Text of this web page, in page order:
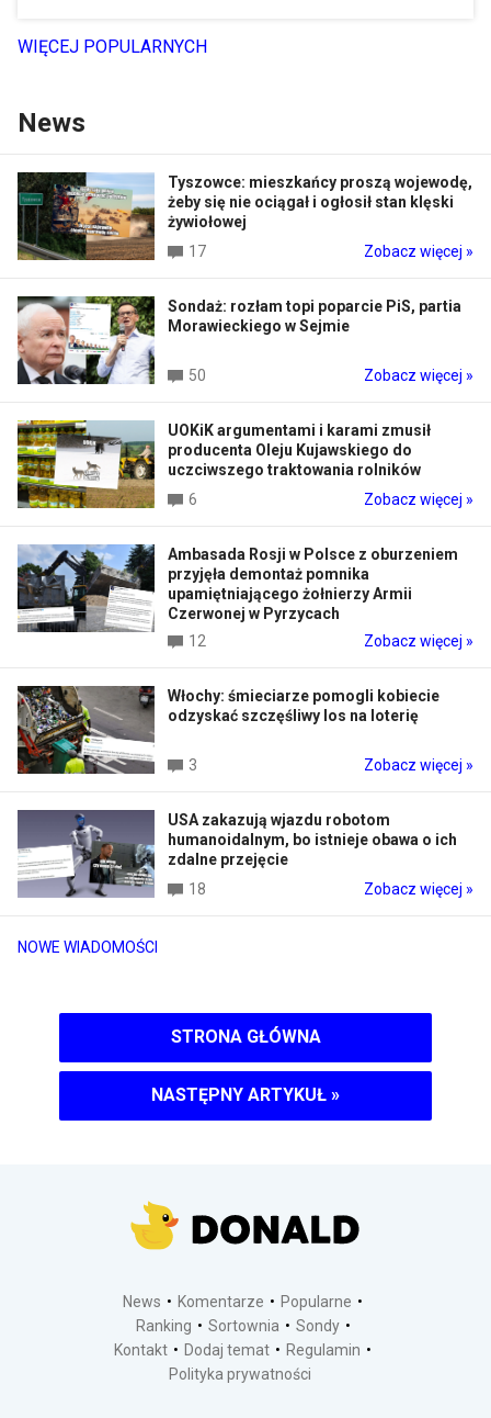
WIĘCEJ POPULARNYCH
News
NOWE WIADOMOŚCI
Tyszowce: mieszkańcy proszą wojewodę,
żeby się nie ociągał i ogłosił stan klęski
żywiołowej
17
Zobacz więcej »
Sondaż: rozłam topi poparcie PiS, partia
Morawieckiego w Sejmie
50 Zobacz więcej »
UOKiK argumentami i karami zmusił
producenta Oleju Kujawskiego do
uczciwszego traktowania rolników
6
Zobacz więcej »
Ambasada Rosji w Polsce z oburzeniem
przyjęła demontaż pomnika
upamiętniającego żołnierzy Armii
Czerwonej w Pyrzycach
12
Zobacz więcej »
Włochy: śmieciarze pomogli kobiecie
odzyskać szczęśliwy los na loterię
3 Zobacz więcej »
USA zakazują wjazdu robotom
humanoidalnym, bo istnieje obawa o ich
zdalne przejęcie
18
Zobacz więcej »
STRONA GŁÓWNA
NASTĘPNY ARTYKUŁ »
News Komentarze
Popularne
Ranking
Sortownia
Sondy
Kontakt
Dodaj temat
Regulamin
Polityka prywatności